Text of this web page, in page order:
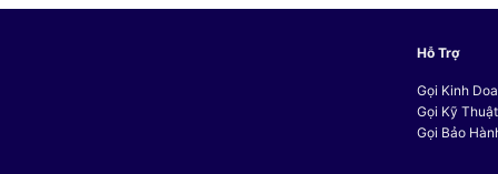
Hỗ Trợ
Gọi Kinh
Gọi Kỹ
Gọi Bảo